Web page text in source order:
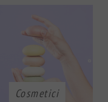
Cosmetici